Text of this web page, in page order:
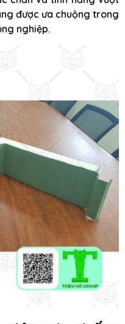
được ưa chuộng trong
nghiệp.